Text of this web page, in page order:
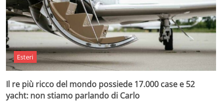
Esteri
Il re più ricco del mondo possiede 17.000 case e 52
yacht: non stiamo parlando di Carlo